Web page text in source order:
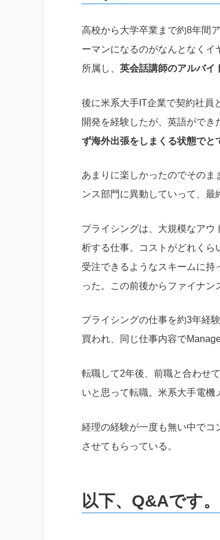
高校から大学卒業まで約8年間
ーマンになるのがなんとなくイ
所属し、 英会話講師のアルバイ
後に米系大手IT企業で契約社員
開発を経験したが、英語がで
ず海外出張をしまくる状態でと
あまりに楽しかったのでその
ンス部門に異動していって、最
プライシングは、大規模なア
析する仕事。コストがどれく
受注できるようなスキームに
った。この前後からファイナン
プライシングの仕事を約3年経
買われ、同じ仕事内容で
転職して2年後、前職と合わせ
いと思って転職。米系大手電機
経理の経験が一度も無い中でコ
させてもらっている。
以下、Q&Aです。